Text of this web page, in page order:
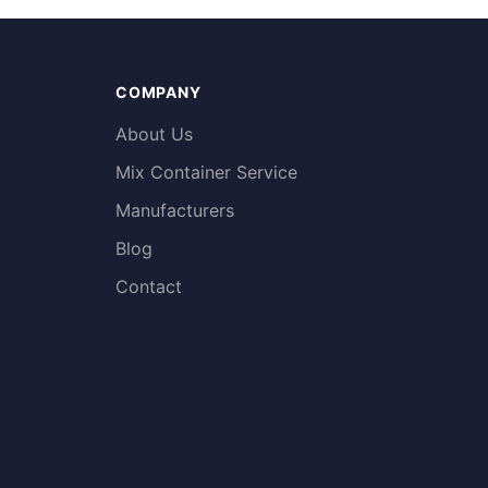
COMPANY
About Us
Mix Container Service
Manufacturers
Blog
Contact